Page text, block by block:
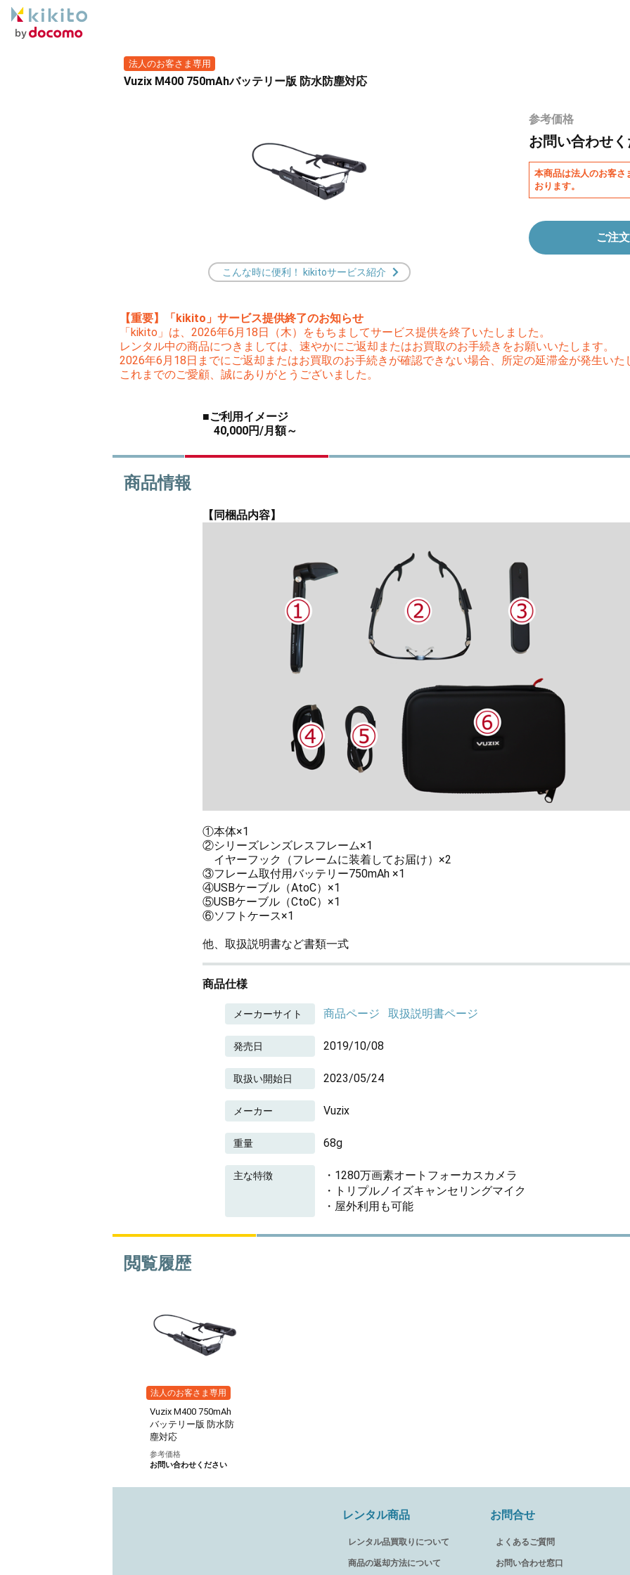
法人のお客さま専用
Vuzix M400 750mAhバッテリー版 防水防塵対応
こんな時に便利！ kikitoサービス紹介
参考価格
お問い合わせ
本商品は法人のお客さ
おります。
ご注
【重要】「kikito」サービス提供終了のお知らせ
「kikito」は、2026年6月18日（木）をもちましてサービス提供を終了いたしました。
レンタル中の商品につきましては、速やかにご返却またはお買取のお手続きをお願いいたします。
2026年6月18日までにご返却またはお買取のお手続きが確認できない場合、所定の延滞金が発生いた
これまでのご愛顧、誠にありがとうございました。
■ご利用イメージ
40,000円/月額～
商品情報
【同梱品内容】
①本体×1
②シリーズレンズレスフレーム×1
イヤーフック（フレームに装着してお届け）×2
③フレーム取付用バッテリー750mAh ×1
④USBケーブル（AtoC）×1
⑤USBケーブル（CtoC）×1
⑥ソフトケース×1
他、取扱説明書など書類一式
商品仕様
メーカーサイト 商品ページ 取扱説明書ページ
発売日 2019/10/08
取扱い開始日 2023/05/24
メーカー Vuzix
重量 68g
主な特徴
・1280万画素オートフォーカスカメラ
・トリプルノイズキャンセリングマイク
・屋外利用も可能
閲覧履歴
法人のお客さま専用
Vuzix M400 750mAh
バッテリー版 防水防
塵対応
参考価格
お問い合わせください
レンタル商品
レンタル品買取りについて
商品の返却方法について
お問合せ
よくあるご質問
お問い合わせ窓口